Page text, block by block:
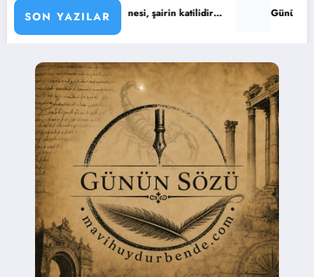
SON YAZILAR
öznesi, şairin katilidir… Günün Sözü : Yaşıyoruz işte…